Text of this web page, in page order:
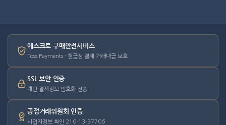
에스크로 구매안전서비스
Toss Payments · 현금성 결제 거래대금 보호
SSL 보안 인증
개인·결제정보 암호화 전송
공정거래위원회 인증
사업자정보 확인 210-13-37706